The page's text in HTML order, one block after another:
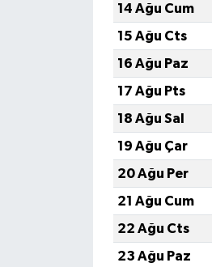
14 Ağu Cum
15 Ağu Cts
16 Ağu Paz
17 Ağu Pts
18 Ağu Sal
19 Ağu Çar
20 Ağu Per
21 Ağu Cum
22 Ağu Cts
23 Ağu Paz